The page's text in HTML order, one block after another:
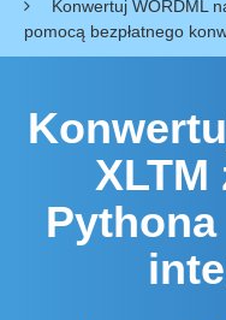
Konwertuj WORDML
pomocą bezpłatnego